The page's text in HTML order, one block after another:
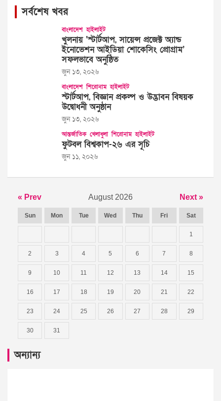
সর্বশেষ খবর
বাংলাদেশ হাইলাইট
খুলনায় ‘স্টার্টআপ, সায়েন্স প্রজেক্ট অ্যান্ড
ইনোভেশন আইডিয়া শোকেসিং প্রোগ্রাম’
সফলভাবে অনুষ্ঠিত
জুন ১৩, ২০২৬
বাংলাদেশ শিরোনাম হাইলাইট
স্টার্টআপ, বিজ্ঞান প্রকল্প ও উদ্ভাবন বিষয়ক
উদ্বোধনী অনুষ্ঠান
জুন ১৩, ২০২৬
আন্তর্জাতিক খেলাধুলা শিরোনাম হাইলাইট
ফুটবল বিশ্বকাপ-২৬ এর সূচি
জুন ১১, ২০২৬
« Prev August 2026 Next »
Sun Mon Tue Wed Thu Fri Sat
1
2 3 4 5 6 7 8
9 10 11 12 13 14 15
16 17 18 19 20 21 22
23 24 25 26 27 28 29
30 31
অন্যান্য